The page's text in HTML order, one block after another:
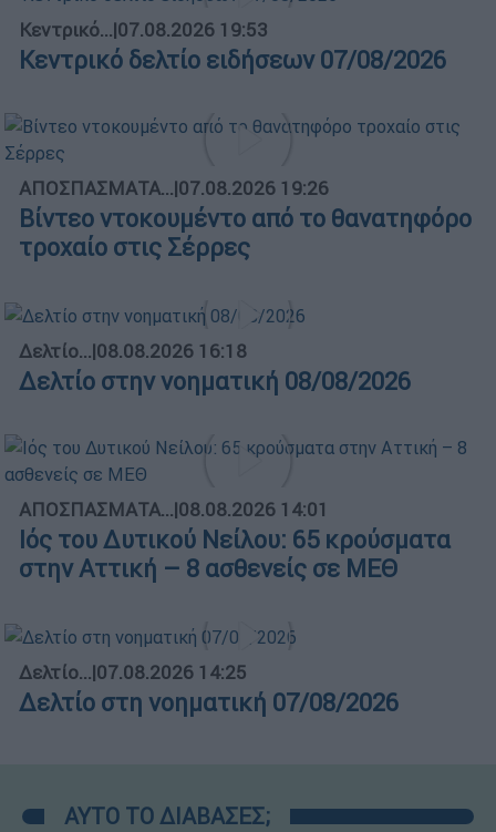
Κεντρικό...|07.08.2026 19:53
Κεντρικό δελτίο ειδήσεων 07/08/2026
ΑΠΟΣΠΑΣΜΑΤΑ...|07.08.2026 19:26
Βίντεο ντοκουμέντο από το θανατηφόρο
τροχαίο στις Σέρρες
Δελτίο...|08.08.2026 16:18
Δελτίο στην νοηματική 08/08/2026
ΑΠΟΣΠΑΣΜΑΤΑ...|08.08.2026 14:01
Ιός του Δυτικού Νείλου: 65 κρούσματα
στην Αττική – 8 ασθενείς σε ΜΕΘ
Δελτίο...|07.08.2026 14:25
Δελτίο στη νοηματική 07/08/2026
ΑΥΤΟ ΤΟ ΔΙΑΒΑΣΕΣ;